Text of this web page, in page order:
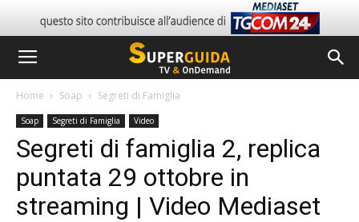
Home Soap Segreti di Famiglia
Soap Segreti di Famiglia Video
Segreti di famiglia 2, replica
puntata 29 ottobre in
streaming | Video Mediaset